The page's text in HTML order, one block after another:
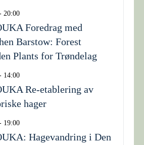
20:00
Foredrag med
Barstow: Forest
Plants for Trøndelag
14:00
Re-etablering av
hager
19:00
Hagevandring i Den